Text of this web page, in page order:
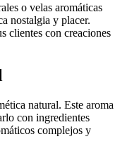
o velas aromáticas
nostalgia y placer.
clientes con creaciones
natural. Este aroma
con ingredientes
complejos y